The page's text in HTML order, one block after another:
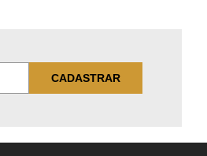
CADASTRAR